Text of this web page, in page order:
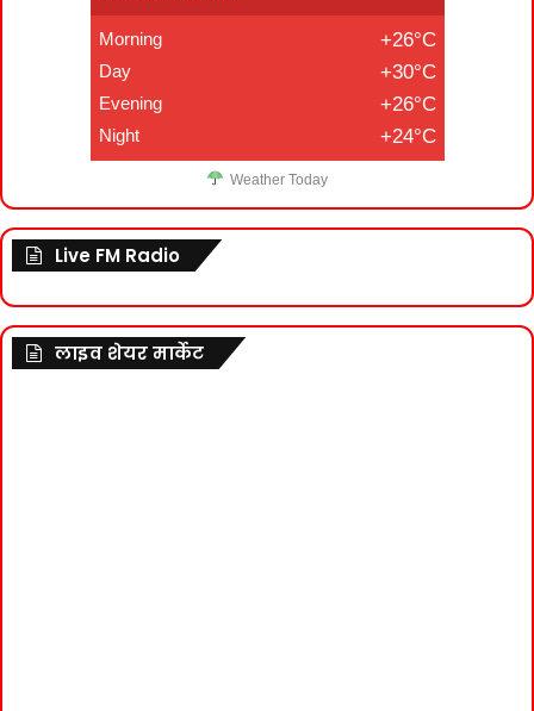
Morning +26°C
Day +30°C
Evening +26°C
Night +24°C
Weather Today
Live FM Radio
लाइव शेयर मार्केट